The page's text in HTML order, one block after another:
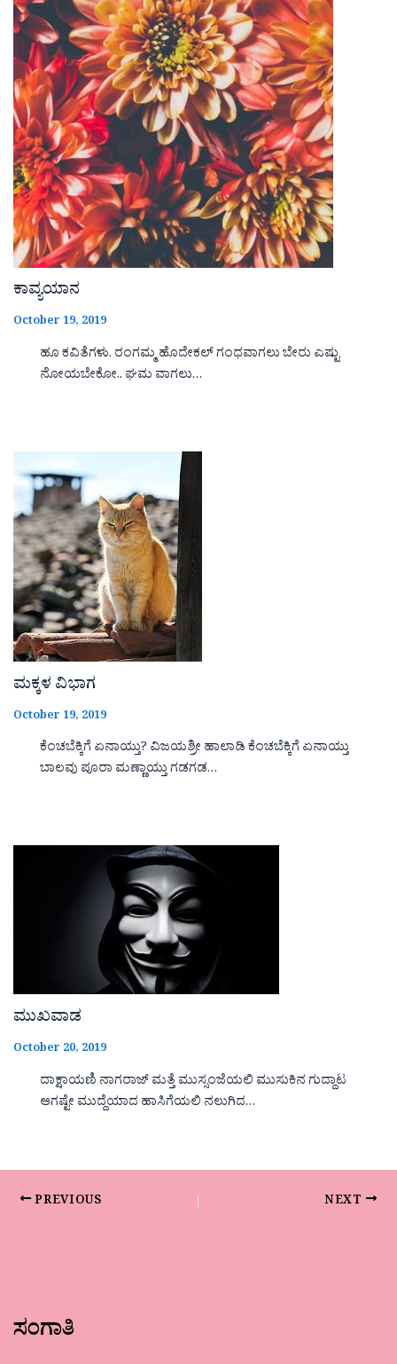
ಕಾವ್ಯಯಾನ
October 19, 2019
ಹೂ ಕವಿತೆಗಳು. ರಂಗಮ್ಮ ಹೊದೇಕಲ್ ಗಂಧವಾಗಲು ಬೇರು ಎಷ್ಟು
ನೋಯಬೇಕೋ.. ಘಮ ವಾಗಲು…
ಮಕ್ಕಳ ವಿಭಾಗ
October 19, 2019
ಕೆಂಚಬೆಕ್ಕಿಗೆ ಏನಾಯ್ತು? ವಿಜಯಶ್ರೀ ಹಾಲಾಡಿ ಕೆಂಚಬೆಕ್ಕಿಗೆ ಏನಾಯ್ತು
ಬಾಲವು ಪೂರಾ ಮಣ್ಣಾಯ್ತು ಗಡಗಡ…
ಮುಖವಾಡ
October 20, 2019
ದಾಕ್ಷಾಯಣಿ ನಾಗರಾಜ್ ಮತ್ತೆ ಮುಸ್ಸಂಜೆಯಲಿ ಮುಸುಕಿನ ಗುದ್ದಾಟ
ಆಗಷ್ಟೇ ಮುದ್ದೆಯಾದ ಹಾಸಿಗೆಯಲಿ ನಲುಗಿದ…
PREVIOUS NEXT
ಸಂಗಾತಿ